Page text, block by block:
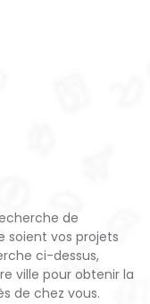
de
soient vos projets
ci-dessus,
ville pour obtenir la
de chez vous.